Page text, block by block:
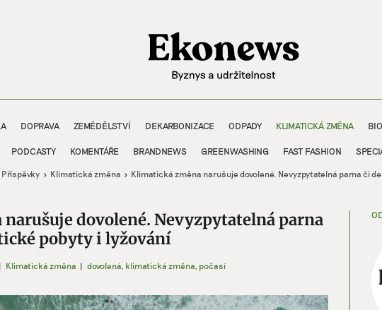
DOPRAVA ZEMĚDĚLSTVÍ DEKARBONIZACE ODPADY KLIMATICKÁ ZMĚNA
PODCASTY KOMENTÁŘE BRANDNEWS GREENWASHING FAST FASHION
Příspěvky Klimatická změna Klimatická změna narušuje dovolené. Nevyzpytatelná parna či
dovolené. Nevyzpytatelná parna
pobyty i lyžování
| Klimatická změna | dovolená, klimatická změna, počasí